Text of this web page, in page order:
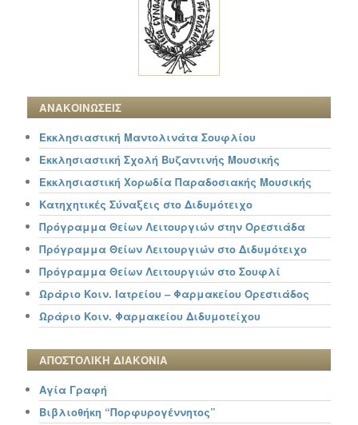
ΑΝΑΚΟΙΝΩΣΕΙΣ
Εκκλησιαστική Μαντολινάτα Σουφλίου
Εκκλησιαστική Σχολή Βυζαντινής Μουσικής
Εκκλησιαστική Χορωδία Παραδοσιακής Μουσικής
Κατηχητικές Σύναξεις στο Διδυμότειχο
Πρόγραμμα Θείων Λειτουργιών στην Ορεστιάδα
Πρόγραμμα Θείων Λειτουργιών στο Διδυμότειχο
Πρόγραμμα Θείων Λειτουργιών στο Σουφλί
Ωράριο Κοιν. Ιατρείου – Φαρμακείου Ορεστιάδος
Ωράριο Κοιν. Φαρμακείου Διδυμοτείχου
ΑΠΟΣΤΟΛΙΚΗ ΔΙΑΚΟΝΙΑ
Αγία Γραφή
Βιβλιοθήκη “Πορφυρογέννητος”